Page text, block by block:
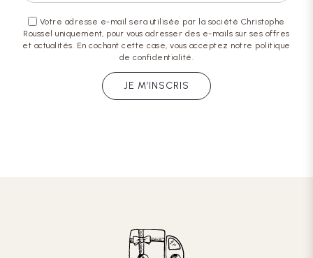
Votre adresse e-mail sera utilisée par la société Christophe
Roussel uniquement, pour vous adresser des e-mails sur ses offres
et actualités. En cochant cette case, vous acceptez notre politique
de confidentialité.
JE M’INSCRIS